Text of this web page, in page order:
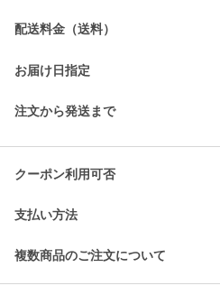
配送料金（送料）
お届け日指定
注文から発送まで
クーポン利用可否
支払い方法
複数商品のご注文について